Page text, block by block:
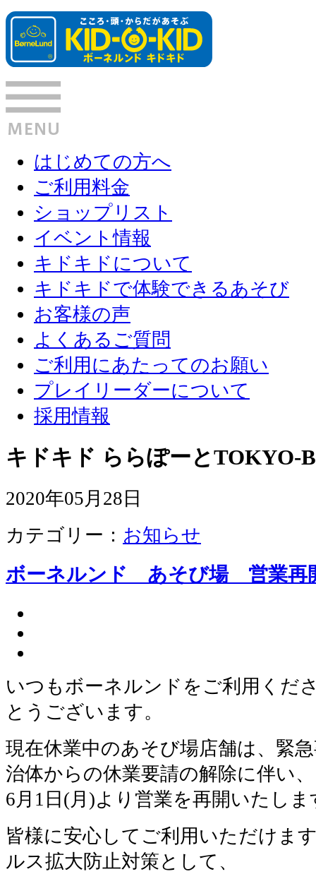
はじめての方へ
ご利用料金
ショップリスト
イベント情報
キドキドについて
キドキドで体験できるあそび
お客様の声
よくあるご質問
ご利用にあたってのお願い
プレイリーダーについて
採用情報
キドキド ららぽーとTOKYO-
2020年05月28日
カテゴリー： お知らせ
ボーネルンド あそび場 営業再
いつもボーネルンドをご利用くだ
とうございます。
現在休業中のあそび場店舗は、緊
治体からの休業要請の解除に伴い、
6月1日(月)より営業を再開いたしま
皆様に安心してご利用いただけま
ルス拡大防止対策として、